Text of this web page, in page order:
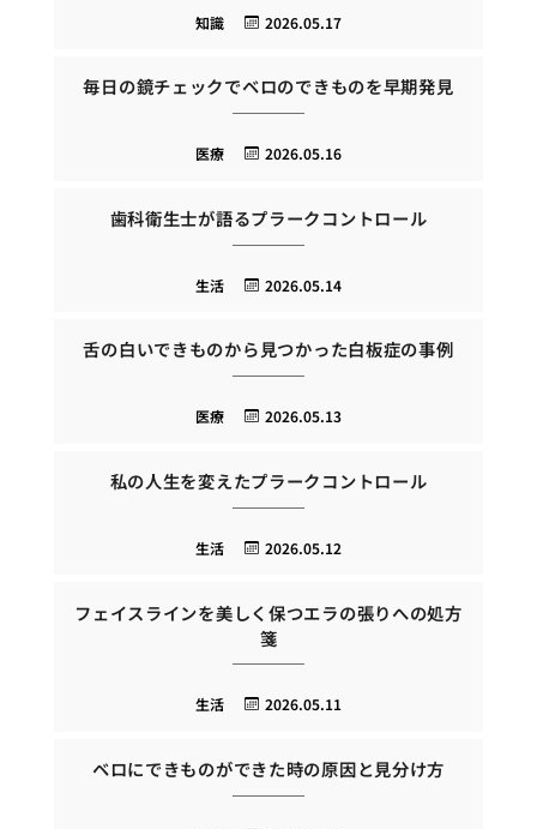
2026.05.17
知識
毎日の鏡チェックでベロのできものを早期発見
2026.05.16
医療
歯科衛生士が語るプラークコントロール
2026.05.14
生活
舌の白いできものから見つかった白板症の事例
2026.05.13
医療
私の人生を変えたプラークコントロール
2026.05.12
生活
フェイスラインを美しく保つエラの張りへの処方
箋
2026.05.11
生活
ベロにできものができた時の原因と見分け方